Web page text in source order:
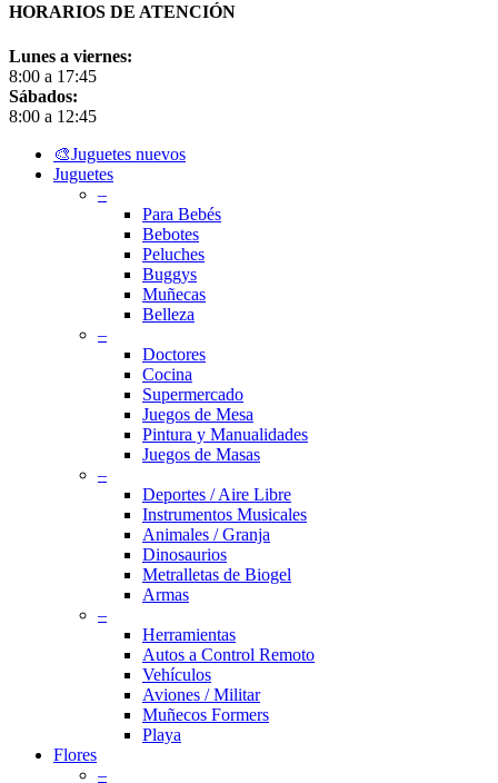
HORARIOS DE ATENCIÓN
Lunes a viernes:
8:00 a 17:45
Sábados:
8:00 a 12:45
Close
Menu
🎨Juguetes nuevos
Juguetes
–
Para Bebés
Bebotes
Peluches
Buggys
Muñecas
Belleza
–
Doctores
Cocina
Supermercado
Juegos de Mesa
Pintura y Manualidades
Juegos de Masas
–
Deportes / Aire Libre
Instrumentos Musicales
Animales / Granja
Dinosaurios
Metralletas de Biogel
Armas
–
Herramientas
Autos a Control Remoto
Vehículos
Aviones / Militar
Muñecos Formers
Playa
Flores
–